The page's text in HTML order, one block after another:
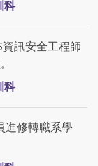
科
訊安全工程師
科
進修轉職系學